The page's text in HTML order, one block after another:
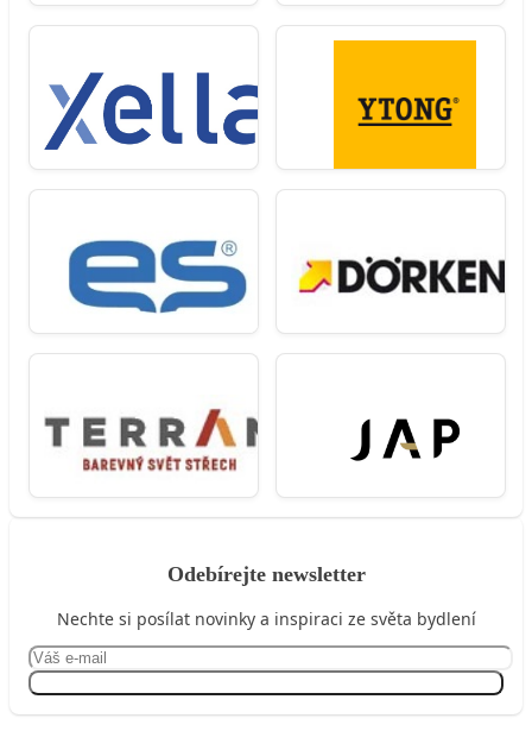
Odebírejte newsletter
Nechte si posílat novinky a inspiraci ze světa bydlení